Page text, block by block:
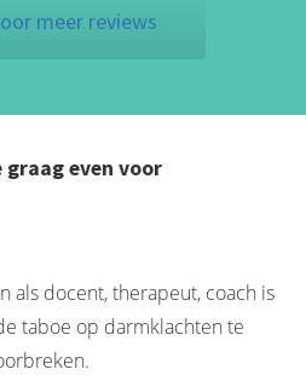
meer reviews
graag even voor
als docent, therapeut, coach is
taboe op darmklachten te